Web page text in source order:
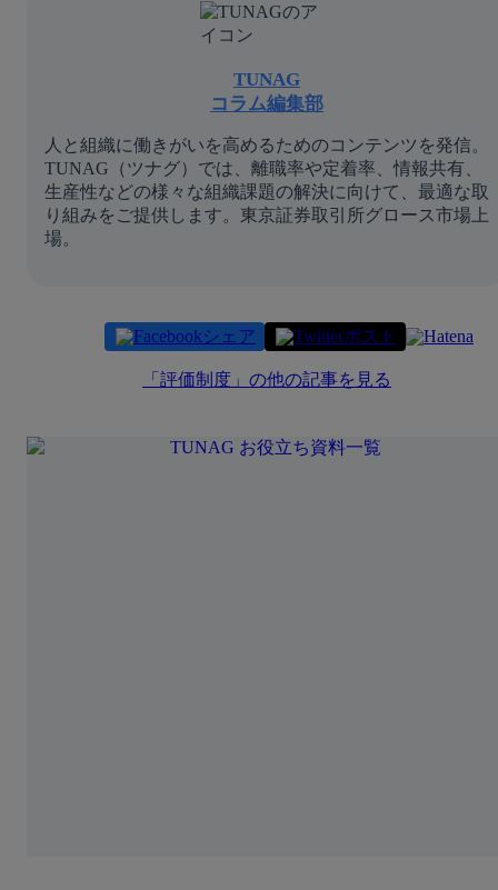
TUNAG
コラム編集部
人と組織に働きがいを高めるためのコンテンツを発信。
TUNAG（ツナグ）では、離職率や定着率、情報共有、
生産性などの様々な組織課題の解決に向けて、最適な取
り組みをご提供します。東京証券取引所グロース市場上
場。
シェア ポスト
「 評価制度 」の他の記事を見る